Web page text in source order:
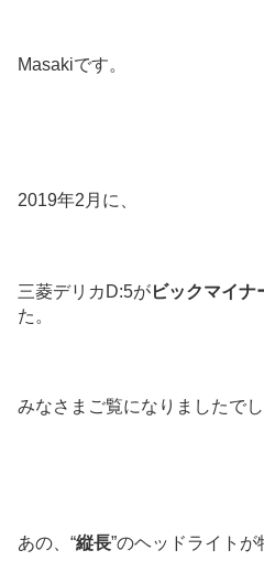
Masakiです。
2019年2月に、
三菱デリカD:5がビックマイナ
た。
みなさまご覧になりましたでし
あの、“縦長”のヘッドライトが